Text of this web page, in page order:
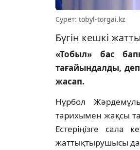
Сурет: tobyl-torgai.kz
Бүгін кешкі
«Тобыл» бас
тағайындалды,
жасап.
Нұрбол
тарихымен жақсы
Естеріңізге
жаттықтырушысы